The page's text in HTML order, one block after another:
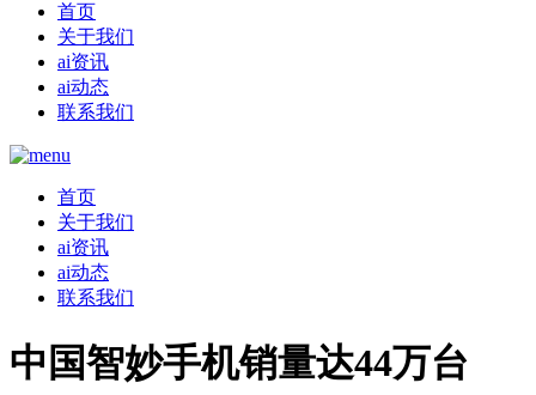
首页
关于我们
ai资讯
ai动态
联系我们
首页
关于我们
ai资讯
ai动态
联系我们
中国智妙手机销量达44万台